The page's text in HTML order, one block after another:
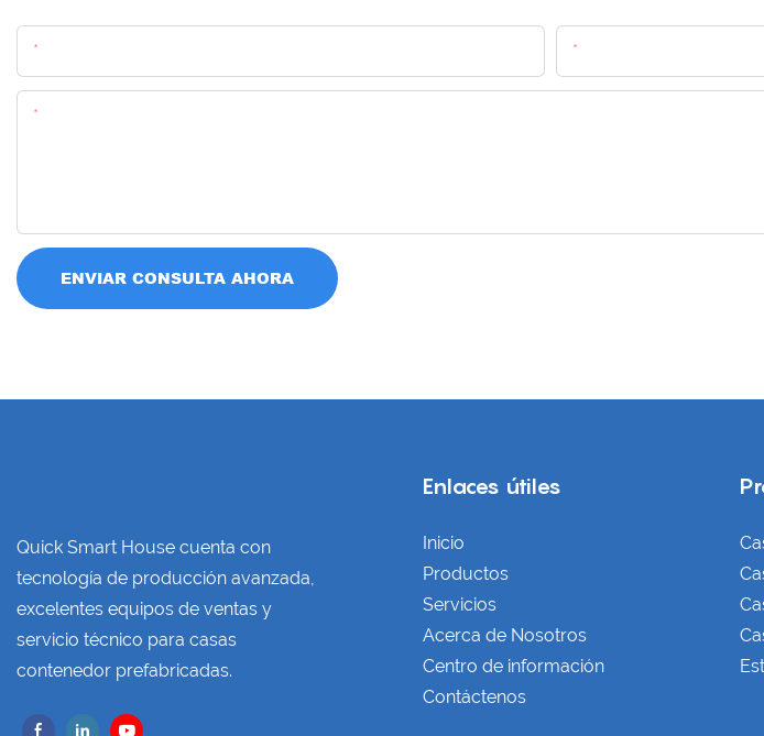
ENVIAR CONSULTA AHORA
Quick Smart House cuenta con
tecnología de producción avanzada,
excelentes equipos de ventas y
servicio técnico para casas
contenedor prefabricadas.
Enlaces útiles
Inicio
Productos
Servicios
Acerca de Nosotros
Centro de información
Contáctenos